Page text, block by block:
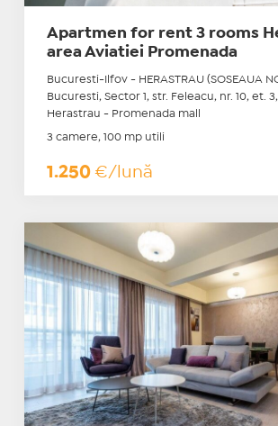
Apartmen for rent 3 rooms
area Aviatiei Promenada
Bucuresti-Ilfov - HERASTRAU (SOSEAUA
Bucuresti, Sector 1, str. Feleacu, nr. 10, et.
Herastrau - Promenada mall
3 camere, 100 mp utili
1.250 €/lună